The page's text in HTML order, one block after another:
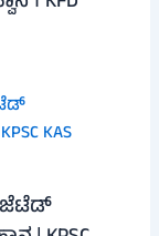
ಗೆಜೆಟೆಡ್